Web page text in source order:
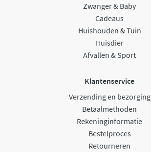
Zwanger & Baby
Cadeaus
Huishouden & Tuin
Huisdier
Afvallen & Sport
Klantenservice
Verzending en bezorging
Betaalmethoden
Rekeninginformatie
Bestelproces
Retourneren